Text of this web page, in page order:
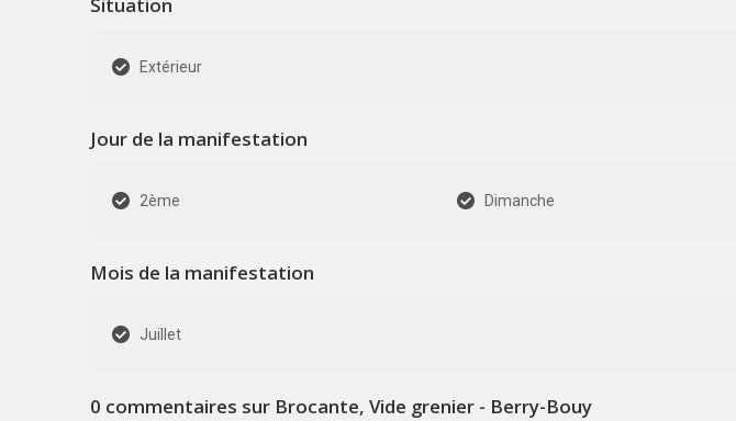
Extérieur
Jour de la manifestation
2ème Dimanche
Mois de la manifestation
Juillet
0 commentaires sur Brocante, Vide grenier - Berry-Bouy